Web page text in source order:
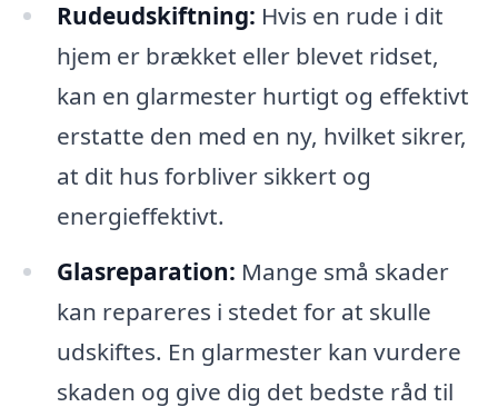
Rudeudskiftning: Hvis en rude i dit
hjem er brækket eller blevet ridset,
kan en glarmester hurtigt og effektivt
erstatte den med en ny, hvilket sikrer,
at dit hus forbliver sikkert og
energieffektivt.
Glasreparation: Mange små skader
kan repareres i stedet for at skulle
udskiftes. En glarmester kan vurdere
skaden og give dig det bedste råd til